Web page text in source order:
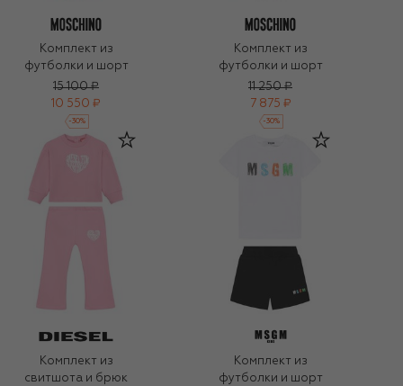
Комплект из
футболки и шорт
15 100 ₽
10 550 ₽
-30%
Комплект из
футболки и шорт
11 250 ₽
7 875 ₽
-30%
Комплект из
свитшота и брюк
Комплект из
футболки и шорт